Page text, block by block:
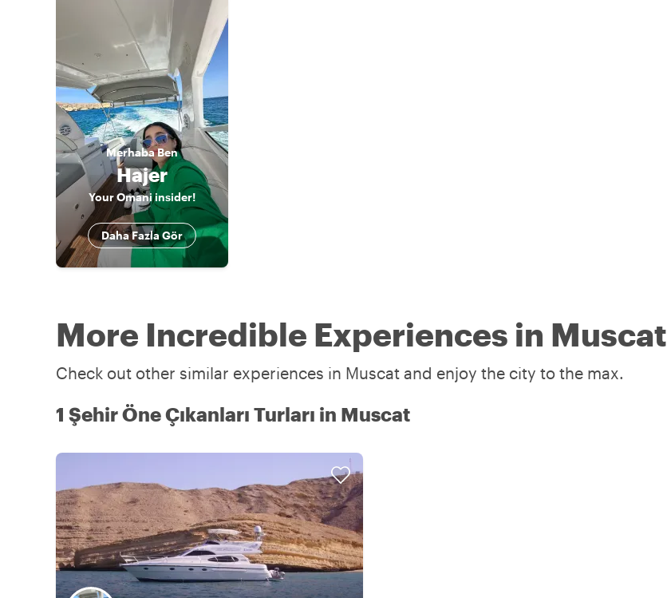
MerhabaBen
Hajer
Your Omani insider!
Daha Fazla Gör
More Incredible Experiences in Muscat
Check out other similar experiences in Muscat and enjoy the city to the max.
1 Şehir Öne Çıkanları Turları in Muscat